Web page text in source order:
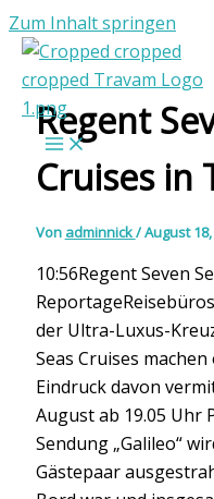
Zum Inhalt springen
Regent
Cruises in
Von adminnick/August
10:56Regent Seven
der Ultra-Luxus-
Seas Cruises
Eindruck davon
August ab 19.05 Uhr
Sendung „Galileo“
Gästepaar